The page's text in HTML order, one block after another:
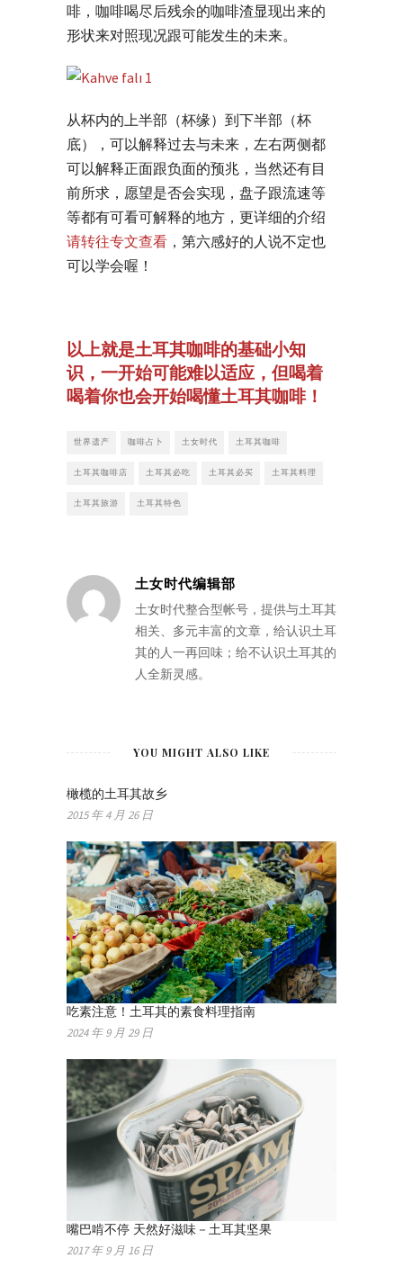
啡，咖啡喝尽后残余的咖啡渣显现出来的
形状来对照现况跟可能发生的未来。
从杯内的上半部（杯缘）到下半部（杯
底），可以解释过去与未来，左右两侧都
可以解释正面跟负面的预兆，当然还有目
前所求，愿望是否会实现，盘子跟流速等
等都有可看可解释的地方，更详细的介绍
请转往专文查看 ，第六感好的人说不定也
可以学会喔！
以上就是土耳其咖啡的基础小知
识，一开始可能难以适应，但喝着
喝着你也会开始喝懂土耳其咖啡！
世界遗产 咖啡占卜 土女时代 土耳其咖啡
土耳其咖啡店 土耳其必吃 土耳其必买 土耳其料理
土耳其旅游 土耳其特色
土女时代编辑部
土女时代整合型帐号，提供与土耳其
相关、多元丰富的文章，给认识土耳
其的人一再回味；给不认识土耳其的
人全新灵感。
YOU MIGHT ALSO LIKE
橄榄的土耳其故乡
2015 年 4 月 26 日
吃素注意！土耳其的素食料理指南
2024 年 9 月 29 日
嘴巴啃不停 天然好滋味－土耳其坚果
2017 年 9 月 16 日